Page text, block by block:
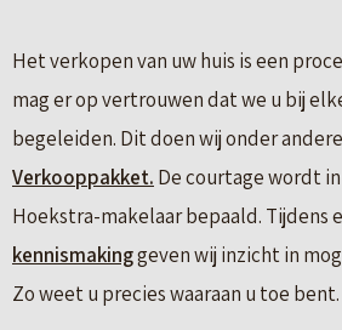
Het verkopen van uw huis is een
mag er op vertrouwen dat we u bij
begeleiden. Dit doen wij onder
Verkooppakket. De courtage wordt
Hoekstra-makelaar bepaald. Tijdens
kennismakinggeven wij inzicht in
Zo weet u precies waaraan u toe